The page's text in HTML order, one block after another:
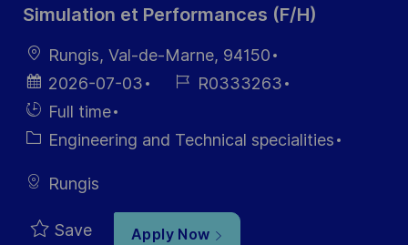
Simulation et Performances (F/H)
LocationRungis, Val-de-Marne, 94150
Posted
Date
2026-07-03
Job R0333263
Hiring
Type
Full time
CategoryEngineering and Technical specialities
Rungis
Save Apply Now